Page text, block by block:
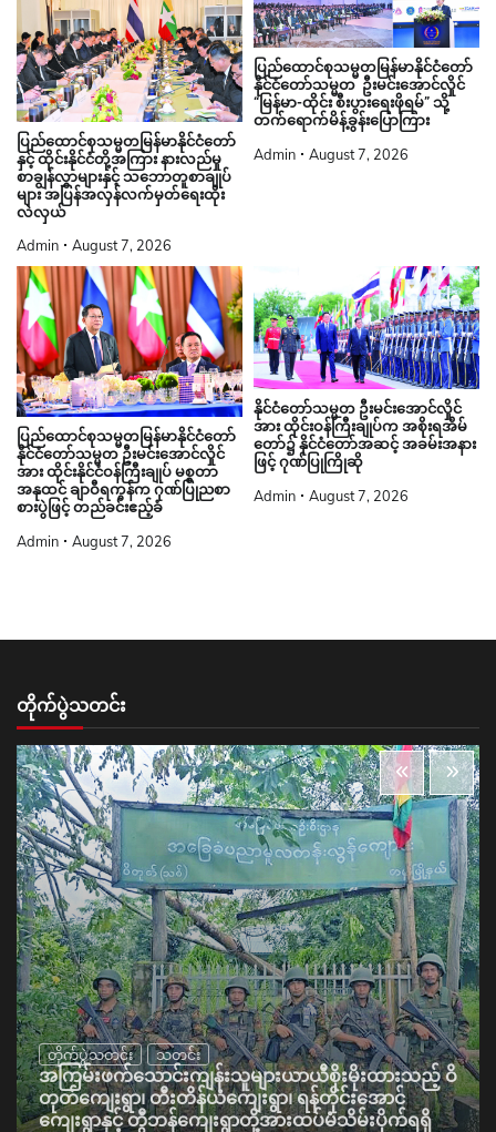
ပြည်ထောင်စုသမ္မတမြန်မာနိုင်ငံတော်
နှင့် ထိုင်းနိုင်ငံတို့အကြား နားလည်မှု
စာချွန်လွှာများနှင့် သဘောတူစာချုပ်
များ အပြန်အလှန်လက်မှတ်ရေးထိုး
လဲလှယ်
Admin August 7, 2026
ပြည်ထောင်စုသမ္မတမြန်မာနိုင်ငံတော်
နိုင်ငံတော်သမ္မတ ဦးမင်းအောင်လှိုင်
“မြန်မာ-ထိုင်း စီးပွားရေးဖိုရမ်” သို့
တက်ရောက်မိန့်ခွန်းပြောကြား
Admin August 7, 2026
ပြည်ထောင်စုသမ္မတမြန်မာနိုင်ငံတော်
နိုင်ငံတော်သမ္မတ ဦးမင်းအောင်လှိုင်
အား ထိုင်းနိုင်ငံဝန်ကြီးချုပ် မစ္စတာ
အနုထင် ချာဝီရကွန်က ဂုဏ်ပြုညစာ
စားပွဲဖြင့် တည်ခင်းဧည့်ခံ
Admin August 7, 2026
နိုင်ငံတော်သမ္မတ ဦးမင်းအောင်လှိုင်
အား ထိုင်းဝန်ကြီးချုပ်က အစိုးရအိမ်
တော်၌ နိုင်ငံတော်အဆင့် အခမ်းအနား
ဖြင့် ဂုဏ်ပြုကြိုဆို
Admin August 7, 2026
တိုက်ပွဲသတင်း
တိုက်ပွဲသတင်း သတင်း
အကြမ်းဖက်သောင်းကျန်းသူများယာယီစိုးမိုးထားသည့် ဝိ
တုတ်ကျေးရွာ၊ တီးတိန်ယံကျေးရွာ၊ ရန်တိုင်းအောင်
ကျေးရွာနှင့် တွီဘန်ကျေးရွာတို့အားထပ်မံသိမ်းပိုက်ရရှိ